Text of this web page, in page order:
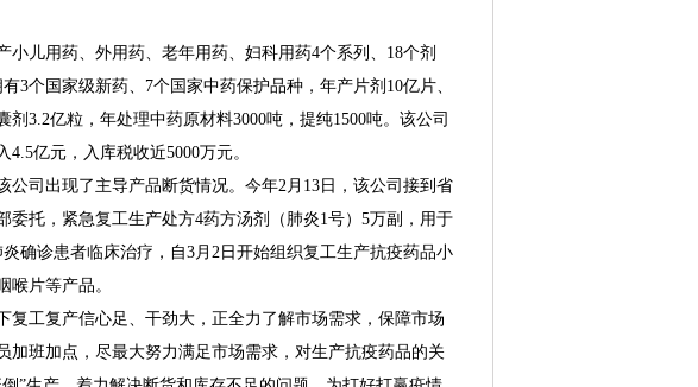
儿用药、外用药、老年用药、妇科用药4个系列、18个剂
3个国家级新药、7个国家中药保护品种，年产片剂10亿片、
剂3.2亿粒，年处理中药原材料3000吨，提纯1500吨。该公司
4.5亿元，入库税收近5000万元。
司出现了主导产品断货情况。今年2月13日，该公司接到省
委托，紧急复工生产处方4药方汤剂（肺炎1号）5万副，用于
确诊患者临床治疗，自3月2日开始组织复工生产抗疫药品小
喉片等产品。
工复产信心足、干劲大，正全力了解市场需求，保障市场
加班加点，尽最大努力满足市场需求，对生产抗疫药品的关